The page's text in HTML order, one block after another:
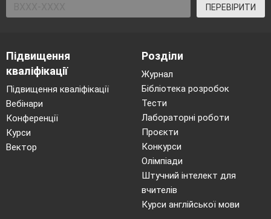
ПЕРЕВІРИТИ
Підвищення
кваліфікації
Підвищення кваліфікації
Вебінари
Конференції
Курси
Вектор
Розділи
Журнал
Бібліотека розробок
Тести
Лабораторні роботи
Проєкти
Конкурси
Олімпіади
Штучний інтелект для
вчителів
Курси англійської мови